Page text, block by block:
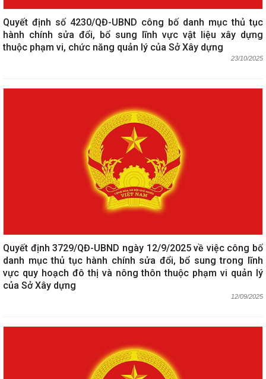
Quyết định số 4230/QĐ-UBND công bố danh mục thủ tục
hành chính sửa đổi, bổ sung lĩnh vực vật liệu xây dựng
thuộc phạm vi, chức năng quản lý của Sở Xây dựng
23/10/2025
Quyết định 3729/QĐ-UBND ngày 12/9/2025 về việc công bố
danh mục thủ tục hành chính sửa đổi, bổ sung trong lĩnh
vực quy hoạch đô thị và nông thôn thuộc phạm vi quản lý
của Sở Xây dựng
12/09/2025